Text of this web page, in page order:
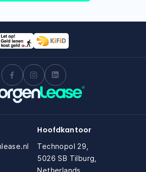
Hoofdkantoor
Technopol 29,
5026 SB Tilburg,
Netherlands